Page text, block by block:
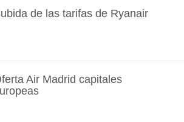
de las tarifas de Ryanair
Air Madrid capitales